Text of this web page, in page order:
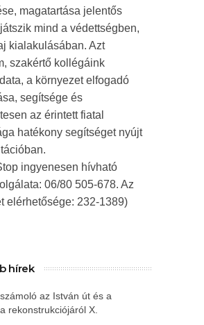
magatartása jelentős
mind a védettségben,
kialakulásában. Azt
szakértő kollégáink
a környezet elfogadó
segítsége és
az érintett fiatal
hatékony segítséget nyújt
ingyenesen hívható
06/80 505-678. Az
elérhetősége: 232-1389)
hírek
az István út és a
rekonstrukciójáról X.